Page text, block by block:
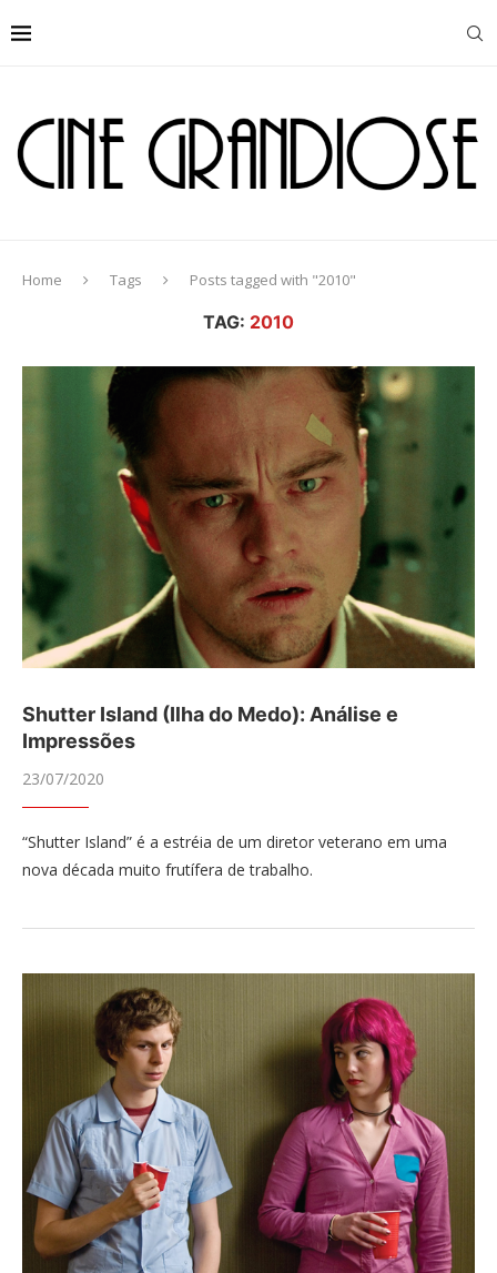
Home Tags Posts tagged with "2010"
TAG: 2010
Shutter Island (Ilha do Medo): Análise e
Impressões
23/07/2020
“Shutter Island” é a estréia de um diretor veterano em uma
nova década muito frutífera de trabalho.